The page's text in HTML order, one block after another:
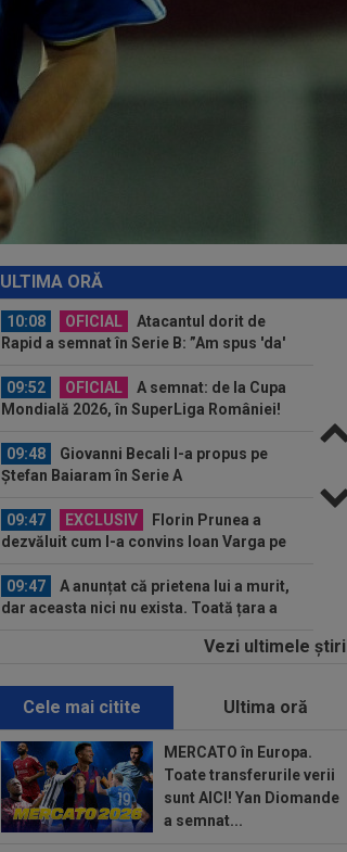
ULTIMA ORĂ
18:30, Digi Sport 1. Moldovenii s-au
impus cu...
08:58
Hakan Calhanoglu a ”dat din
casă”! Ce obiective a setat Cristi Chivu la
Inter...
08:57
oaspeții conduceau cu 3-0, însă abia apoi
a...
08:52
a dat primul gol pentru Dinamo și nu s-a...
China! Fanii lui Dalian Yingbo aproape l-au
lăsat fără...
10:08
OFICIAL
Atacantul dorit de
Rapid a semnat în Serie B: ”Am spus 'da'
09:52
OFICIAL
A semnat: de la Cupa
Mondială 2026, în SuperLiga României!
09:48
Giovanni Becali l-a propus pe
Ștefan Baiaram în Serie A
09:47 EXCLUSIV
Florin Prunea a
dezvăluit cum l-a convins Ioan Varga pe
09:47
A anunțat că prietena lui a murit,
dar aceasta nici nu exista. Toată țara a
Petrolul - Oțelul, LIVE VIDEO,
08:58
Hakan Calhanoglu a ”dat din
casă”! Ce obiective a setat Cristi Chivu la
Inter...
08:57
”Meciul anului”: în minutul 10,
oaspeții conduceau cu 3-0, însă abia apoi
a...
Vezi ultimele ştiri
Cele mai citite Ultima oră
MERCATO în Europa.
Toate transferurile verii
sunt AICI! Yan Diomande
a semnat...